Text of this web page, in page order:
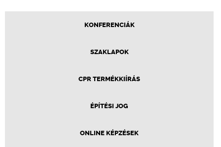
KONFERENCIÁK
SZAKLAPOK
CPR TERMÉKKIÍRÁS
ÉPÍTÉSI JOG
ONLINE KÉPZÉSEK